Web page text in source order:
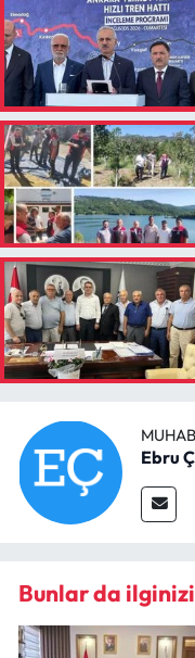
Ebru
Bunlar da
Resmi İlan
Resmi Reklam
Sağlık
Siyaset
Spor
Sungurlu
Turizm
Yaşam
Yayla Haber
Yerel Haberler